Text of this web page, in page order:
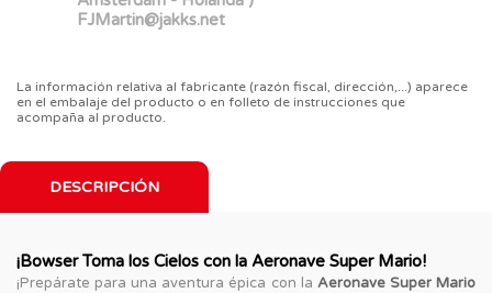
FJMartin@jakks.net
La información relativa al fabricante (razón fiscal, dirección,...) aparece
en el embalaje del producto o en folleto de instrucciones que
acompaña al producto.
DESCRIPCIÓN
¡Bowser Toma los Cielos con la Aeronave Super Mario!
¡Prepárate para una aventura épica con la Aeronave Super Mario